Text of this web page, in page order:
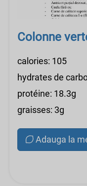
Colonne
calories: 105
hydrates de
protéine: 18.3g
graisses: 3g
Adauga la